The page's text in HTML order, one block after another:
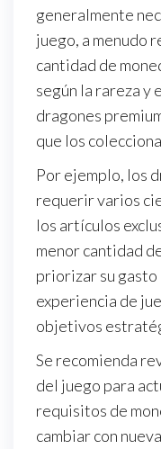
generalmente
juego, a menudo
cantidad de
según la rareza y
dragones
que los
Por ejemplo, los
requerir varios
los artículos
menor cantidad
priorizar su gasto
experiencia de
objetivos
Se recomienda
del juego para
requisitos de
cambiar con